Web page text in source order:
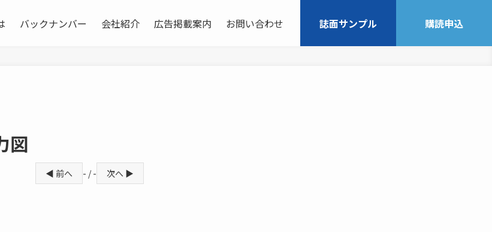
バックナンバー 会社紹介 広告掲載案内 お問い合わせ 誌面サンプル 購読申込
図
◀ 前へ - / - 次へ ▶